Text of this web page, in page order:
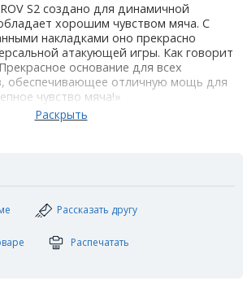
S2 создано для динамичной
хорошим чувством мяча. С
накладками оно прекрасно
атакующей игры. Как говорит
основание для всех
обеспечивающее отличную мощь для
чувство мяча!»
Рассказать другу
Распечатать